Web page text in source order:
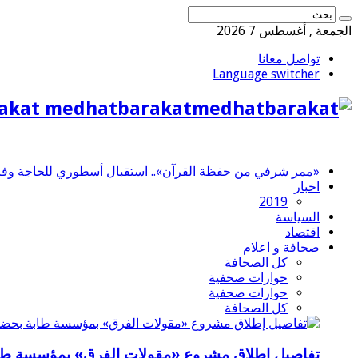
الجمعة , أغسطس 7 2026
تواصل معانا
Language switcher
medhatbarakat
«ممر شرفي من حفظة القرآن».. استقبال أسطوري للحاجة
اخبار
2019
السياسة
اقتصاد
صحافة و اعلام
كل الصحافة
حوارات صحفية
حوارات صحفية
كل الصحافة
تفاصيل إطلاق مشروع «مقولات الفرق» بمؤسسة